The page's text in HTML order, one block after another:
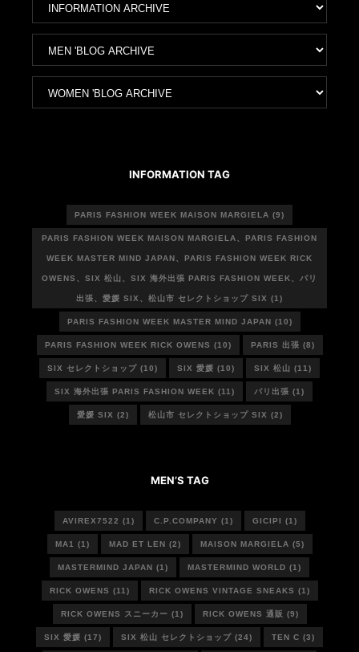
カ
ブ
カ
ブ
INFORMATION TAG
PARIS FASHION WEEK MAISON MARGIELA (9)
PARIS FASHION WEEK MAISON MARGIELA、PARIS FASHION
WEEK MASTER MIND JAPAN、PARIS FASHION WEEK RICK
OWENS、SIX 松山、SIX 海外出張 PARIS FASHION WEEK、パリ
出張、愛媛 SIX、松山市 セレクトショップ SIX (1)
PARIS FASHION WEEK MASTER MIND JAPAN (10)
PARIS FASHION WEEK RICK OWENS (10) PARIS 出張 (8)
SIX セレクトショップ (10) SIX 愛媛 (10) SIX 松山 (11)
SIX 海外出張 PARIS FASHION WEEK (11) パリ出張 (1)
愛媛 SIX (2) 松山市 セレクトショップ SIX (2)
MEN’S TAG
AVIREX7522 (1) C.P.COMPANY (1) GICIPI (1)
MA1 (1) MAD ET LEN (2) MAISON MARGIELA (5)
MASTERMIND JAPAN (1) MASTERMIND WORLD (1)
RICK OWENS (11) RICK OWENS VINTAGE SNEAKS (1)
RICK OWENS スニーカー (1) RICK OWENS 通販 (9)
SIX 愛媛 (17) SIX 松山 セレクトショップ (24) TEN C (3)